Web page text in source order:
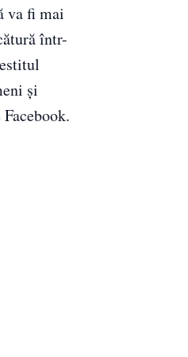
va fi mai
într-
și